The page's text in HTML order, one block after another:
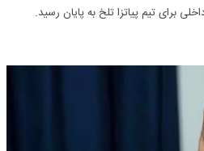
برای تیم پیاتزا تلخ به پایان رسید.